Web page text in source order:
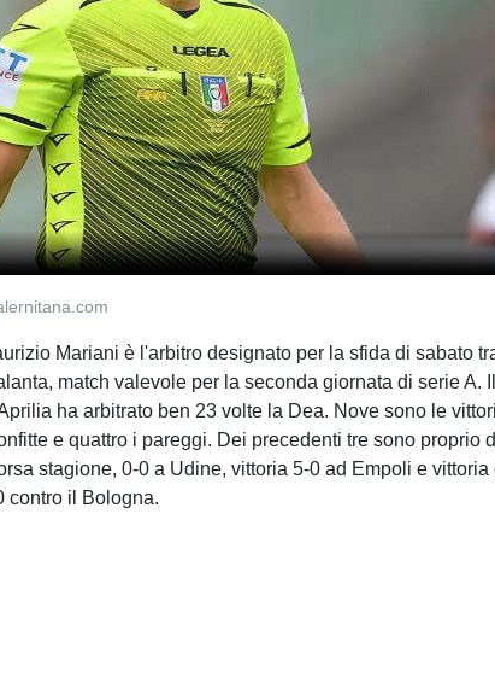
Mariani è l'arbitro designato per la sfida di sabato
match valevole per la seconda giornata di serie A.
ha arbitrato ben 23 volte la Dea. Nove sono le
e quattro i pareggi. Dei precedenti tre sono proprio
stagione, 0-0 a Udine, vittoria 5-0 ad Empoli e vittoria
contro il Bologna.